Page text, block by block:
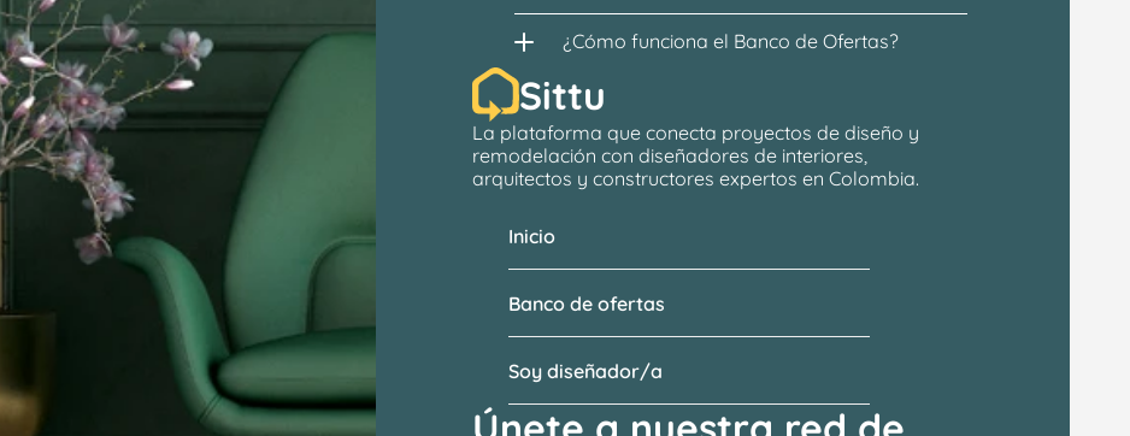
¿Cómo funciona el Banco de Ofertas?
Sittu
La plataforma que conecta proyectos de diseño y
remodelación con diseñadores de interiores,
arquitectos y constructores expertos en Colombia.
Banco de ofertas
Soy diseñador/a
Inicio